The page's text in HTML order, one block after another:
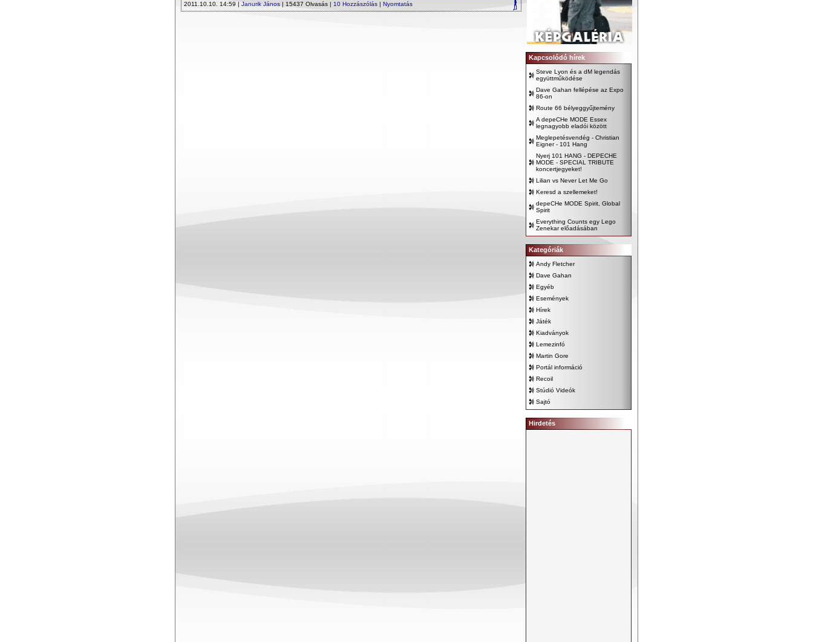
2011.10.10. 14:59 | Janurik János | 15437 Olvasás | 10 Hozzászólás | Nyomtatás
Kapcsolódó hírek
Steve Lyon és a dM legendás
együttműködése
Dave Gahan fellépése az Expo
86-on
Route 66 bélyeggyűjtemény
A depeCHe MODE Essex
legnagyobb eladói között
Meglepetésvendég - Christian
Eigner - 101 Hang
Nyerj 101 HANG - DEPECHE
MODE - SPECIAL TRIBUTE
koncertjegyeket!
Lilian vs Never Let Me Go
Keresd a szellemeket!
depeCHe MODE Spirit, Global
Spirit
Everything Counts egy Lego
Zenekar előadásában
Kategóriák
Andy Fletcher
Dave Gahan
Egyéb
Események
Hírek
Játék
Kiadványok
Lemezinfó
Martin Gore
Portál információ
Recoil
Stúdió Videók
Sajtó
Hirdetés